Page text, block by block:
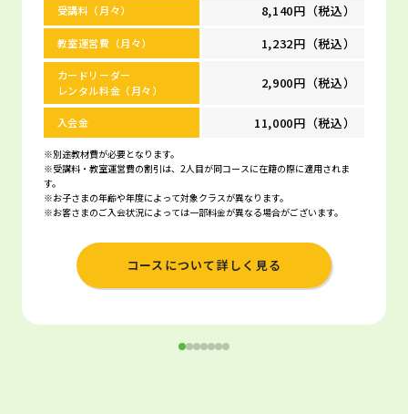
受講料（月々） 8,140円（税込）
教室運営費（月々） 1,232円（税込）
カードリーダー
レンタル料金（月々）
2,900円（税込）
入会金 11,000円（税込）
※別途教材費が必要となります。
※受講料・教室運営費の割引は、2人目が同コースに在籍の際に適用されま
す。
※お子さまの年齢や年度によって対象クラスが異なります。
※お客さまのご入会状況によっては一部料金が異なる場合がございます。
コースについて詳しく見る